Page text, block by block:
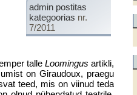
admin postitas
kategoorias nr.
7/2011
talle Loomingus artikli,
on Giraudoux, praegu
teed, mis on viinud teda